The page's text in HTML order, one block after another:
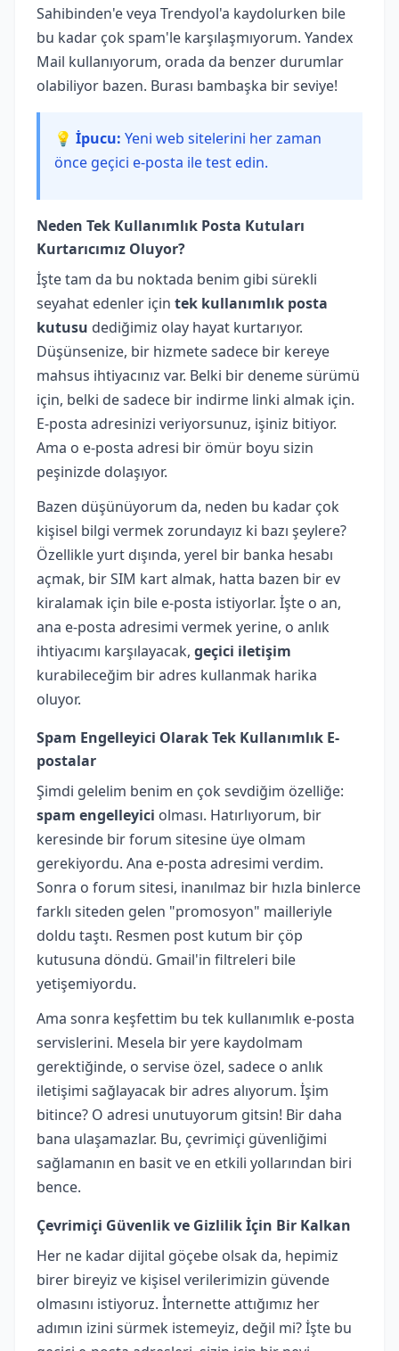
Sahibinden'e veya Trendyol'a kaydolurken bile
bu kadar çok spam'le karşılaşmıyorum. Yandex
Mail kullanıyorum, orada da benzer durumlar
olabiliyor bazen. Burası bambaşka bir seviye!
💡 İpucu: Yeni web sitelerini her zaman
önce geçici e-posta ile test edin.
Neden Tek Kullanımlık Posta Kutuları
Kurtarıcımız Oluyor?
İşte tam da bu noktada benim gibi sürekli
seyahat edenler için tek kullanımlık posta
kutusu dediğimiz olay hayat kurtarıyor.
Düşünsenize, bir hizmete sadece bir kereye
mahsus ihtiyacınız var. Belki bir deneme sürümü
için, belki de sadece bir indirme linki almak için.
E-posta adresinizi veriyorsunuz, işiniz bitiyor.
Ama o e-posta adresi bir ömür boyu sizin
peşinizde dolaşıyor.
Bazen düşünüyorum da, neden bu kadar çok
kişisel bilgi vermek zorundayız ki bazı şeylere?
Özellikle yurt dışında, yerel bir banka hesabı
açmak, bir SIM kart almak, hatta bazen bir ev
kiralamak için bile e-posta istiyorlar. İşte o an,
ana e-posta adresimi vermek yerine, o anlık
ihtiyacımı karşılayacak, geçici iletişim
kurabileceğim bir adres kullanmak harika
oluyor.
Spam Engelleyici Olarak Tek Kullanımlık E-
postalar
Şimdi gelelim benim en çok sevdiğim özelliğe:
spam engelleyici olması. Hatırlıyorum, bir
keresinde bir forum sitesine üye olmam
gerekiyordu. Ana e-posta adresimi verdim.
Sonra o forum sitesi, inanılmaz bir hızla binlerce
farklı siteden gelen "promosyon" mailleriyle
doldu taştı. Resmen post kutum bir çöp
kutusuna döndü. Gmail'in filtreleri bile
yetişemiyordu.
Ama sonra keşfettim bu tek kullanımlık e-posta
servislerini. Mesela bir yere kaydolmam
gerektiğinde, o servise özel, sadece o anlık
iletişimi sağlayacak bir adres alıyorum. İşim
bitince? O adresi unutuyorum gitsin! Bir daha
bana ulaşamazlar. Bu, çevrimiçi güvenliğimi
sağlamanın en basit ve en etkili yollarından biri
bence.
Çevrimiçi Güvenlik ve Gizlilik İçin Bir Kalkan
Her ne kadar dijital göçebe olsak da, hepimiz
birer bireyiz ve kişisel verilerimizin güvende
olmasını istiyoruz. İnternette attığımız her
adımın izini sürmek istemeyiz, değil mi? İşte bu